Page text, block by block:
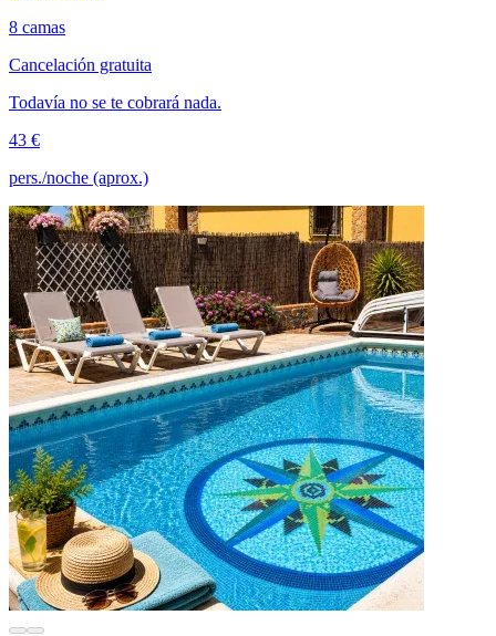
8 camas
Cancelación gratuita
Todavía no se te cobrará nada.
43 €
pers./noche (aprox.)